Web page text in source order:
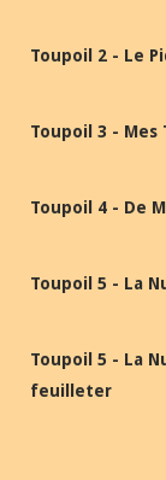
Toupoil 2 - Le
Toupoil 3 - Mes
Toupoil 4 - De
Toupoil 5 - La
Toupoil 5 - La
feuilleter